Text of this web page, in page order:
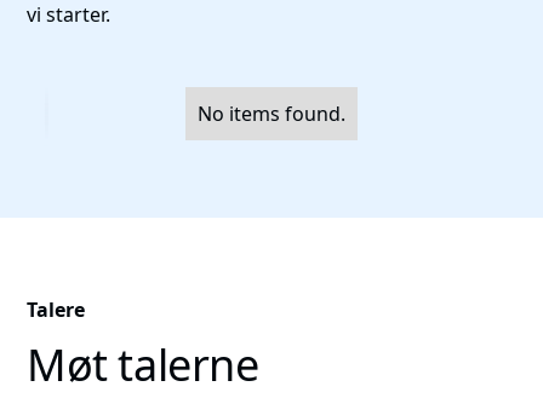
vi starter.
No items found.
Talere
Møt talerne